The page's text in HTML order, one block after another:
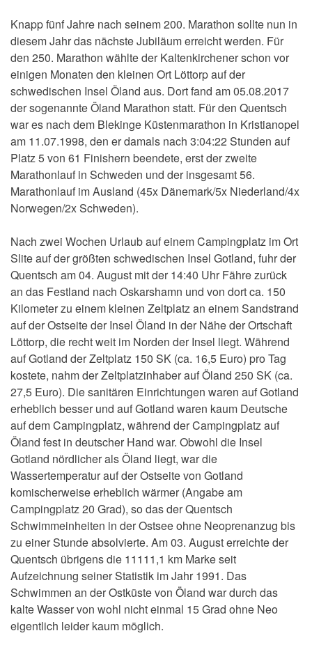
Knapp fünf Jahre nach seinem 200. Marathon sollte nun in
diesem Jahr das nächste Jubiläum erreicht werden. Für
den 250. Marathon wählte der Kaltenkirchener schon vor
einigen Monaten den kleinen Ort Löttorp auf der
schwedischen Insel Öland aus. Dort fand am 05.08.2017
der sogenannte Öland Marathon statt. Für den Quentsch
war es nach dem Blekinge Küstenmarathon in Kristianopel
am 11.07.1998, den er damals nach 3:04:22 Stunden auf
Platz 5 von 61 Finishern beendete, erst der zweite
Marathonlauf in Schweden und der insgesamt 56.
Marathonlauf im Ausland (45x Dänemark/5x Niederland/4x
Norwegen/2x Schweden).
Nach zwei Wochen Urlaub auf einem Campingplatz im Ort
Slite auf der größten schwedischen Insel Gotland, fuhr der
Quentsch am 04. August mit der 14:40 Uhr Fähre zurück
an das Festland nach Oskarshamn und von dort ca. 150
Kilometer zu einem kleinen Zeltplatz an einem Sandstrand
auf der Ostseite der Insel Öland in der Nähe der Ortschaft
Löttorp, die recht weit im Norden der Insel liegt. Während
auf Gotland der Zeltplatz 150 SK (ca. 16,5 Euro) pro Tag
kostete, nahm der Zeltplatzinhaber auf Öland 250 SK (ca.
27,5 Euro). Die sanitären Einrichtungen waren auf Gotland
erheblich besser und auf Gotland waren kaum Deutsche
auf dem Campingplatz, während der Campingplatz auf
Öland fest in deutscher Hand war. Obwohl die Insel
Gotland nördlicher als Öland liegt, war die
Wassertemperatur auf der Ostseite von Gotland
komischerweise erheblich wärmer (Angabe am
Campingplatz 20 Grad), so das der Quentsch
Schwimmeinheiten in der Ostsee ohne Neoprenanzug bis
zu einer Stunde absolvierte. Am 03. August erreichte der
Quentsch übrigens die 11111,1 km Marke seit
Aufzeichnung seiner Statistik im Jahr 1991. Das
Schwimmen an der Ostküste von Öland war durch das
kalte Wasser von wohl nicht einmal 15 Grad ohne Neo
eigentlich leider kaum möglich.